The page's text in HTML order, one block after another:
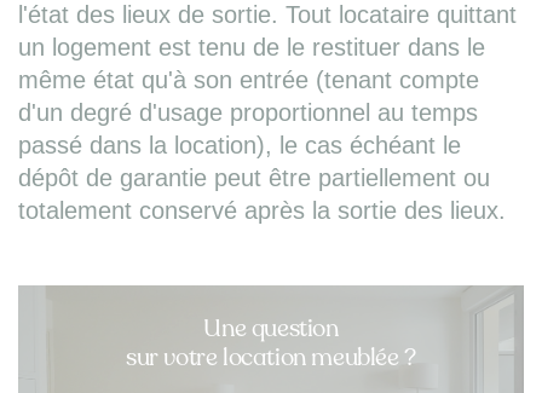
l'état des lieux de sortie. Tout locataire quittant
un logement est tenu de le restituer dans le
même état qu'à son entrée (tenant compte
d'un degré d'usage proportionnel au temps
passé dans la location), le cas échéant le
dépôt de garantie peut être partiellement ou
totalement conservé après la sortie des lieux.
Une question
sur votre location meublée ?